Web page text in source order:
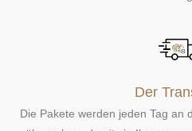
Die Pakete werden jeden Tag an
übergeben, damit sie Ihnen so